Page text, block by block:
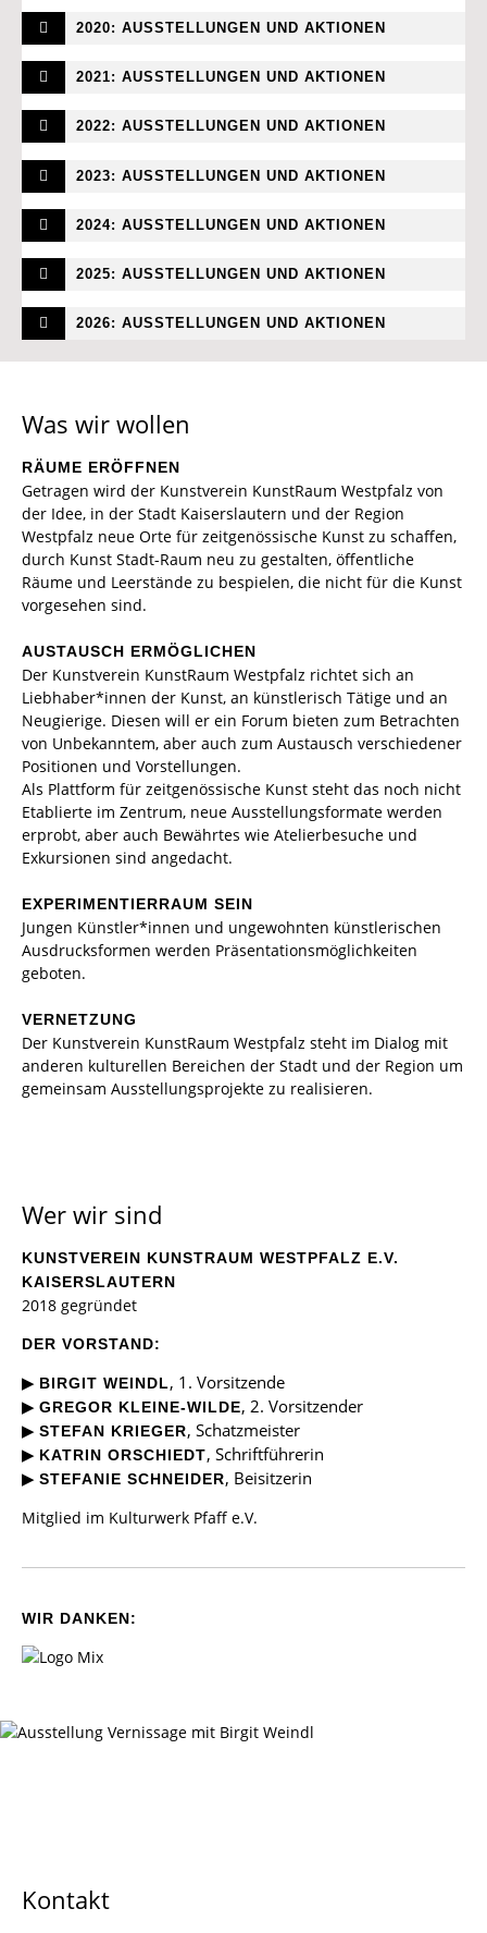
2020: AUSSTELLUNGEN UND AKTIONEN
2021: AUSSTELLUNGEN UND AKTIONEN
2022: AUSSTELLUNGEN UND AKTIONEN
2023: AUSSTELLUNGEN UND AKTIONEN
2024: AUSSTELLUNGEN UND AKTIONEN
2025: AUSSTELLUNGEN UND AKTIONEN
2026: AUSSTELLUNGEN UND AKTIONEN
Was wir wollen
RÄUME ERÖFFNEN
Getragen wird der Kunstverein KunstRaum Westpfalz von
der Idee, in der Stadt Kaiserslautern und der Region
Westpfalz neue Orte für zeitgenössische Kunst zu schaffen,
durch Kunst Stadt-Raum neu zu gestalten, öffentliche
Räume und Leerstände zu bespielen, die nicht für die Kunst
vorgesehen sind.
AUSTAUSCH ERMÖGLICHEN
Der Kunstverein KunstRaum Westpfalz richtet sich an
Liebhaber*innen der Kunst, an künstlerisch Tätige und an
Neugierige. Diesen will er ein Forum bieten zum Betrachten
von Unbekanntem, aber auch zum Austausch verschiedener
Positionen und Vorstellungen.
Als Plattform für zeitgenössische Kunst steht das noch nicht
Etablierte im Zentrum, neue Ausstellungsformate werden
erprobt, aber auch Bewährtes wie Atelierbesuche und
Exkursionen sind angedacht.
EXPERIMENTIERRAUM SEIN
Jungen Künstler*innen und ungewohnten künstlerischen
Ausdrucksformen werden Präsentationsmöglichkeiten
geboten.
VERNETZUNG
Der Kunstverein KunstRaum Westpfalz steht im Dialog mit
anderen kulturellen Bereichen der Stadt und der Region um
gemeinsam Ausstellungsprojekte zu realisieren.
Wer wir sind
KUNSTVEREIN KUNSTRAUM WESTPFALZ E.V.
KAISERSLAUTERN
2018 gegründet
DER VORSTAND:
▶ BIRGIT WEINDL, 1. Vorsitzende
▶ GREGOR KLEINE-WILDE, 2. Vorsitzender
▶ STEFAN KRIEGER, Schatzmeister
▶ KATRIN ORSCHIEDT, Schriftführerin
▶ STEFANIE SCHNEIDER, Beisitzerin
Mitglied im Kulturwerk Pfaff e.V.
WIR DANKEN:
Kontakt